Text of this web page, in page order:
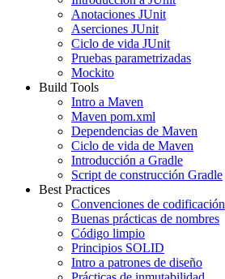
Anotaciones JUnit
Aserciones JUnit
Ciclo de vida JUnit
Pruebas parametrizadas
Mockito
Build Tools
Intro a Maven
Maven pom.xml
Dependencias de Maven
Ciclo de vida de Maven
Introducción a Gradle
Script de construcción Gradle
Best Practices
Convenciones de codificación
Buenas prácticas de nombres
Código limpio
Principios SOLID
Intro a patrones de diseño